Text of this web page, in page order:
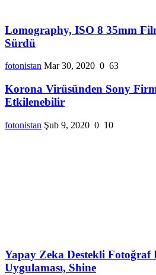
Lomography, ISO 8 35mm
Sürdü
fotonistan Mar 30, 2020 0 63
Korona Virüsünden Sony
Etkilenebilir
fotonistan Şub 9, 2020 0 10
Yapay Zeka Destekli Fotoğraf
Uygulaması, Shine